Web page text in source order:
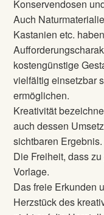
Konservendosen
Auch
Kastanien etc.
kostengünstige
vielfältig einsetzbar
ermöglichen.
Kreativität
auch dessen
sichtbaren Ergebnis.
Die Freiheit, dass
Vorlage.
Das freie Erkunden
Herzstück des